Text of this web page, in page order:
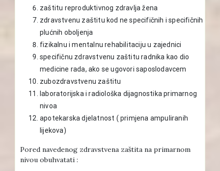
zaštitu reproduktivnog zdravlja žena
zdravstvenu zaštitu kod ne specifičnih i specifičnih
plućnih oboljenja
fizikalnu i mentalnu rehabilitaciju u zajednici
specifičnu zdravstvenu zaštitu radnika kao dio
medicine rada, ako se ugovori saposlodavcem
zubozdravstvenu zaštitu
laboratorijska i radiološka dijagnostika primarnog
nivoa
apotekarska djelatnost ( primjena ampuliranih
lijekova)
Pored navedenog zdravstvena zaštita na primarnom
nivou obuhvatati :